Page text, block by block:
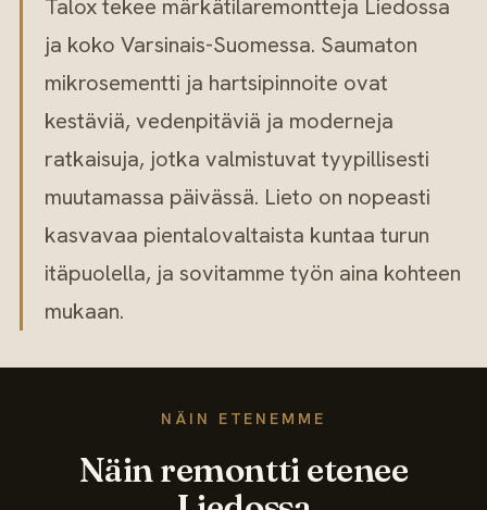
Talox tekee märkätilaremontteja Liedossa
ja koko Varsinais-Suomessa. Saumaton
mikrosementti ja hartsipinnoite ovat
kestäviä, vedenpitäviä ja moderneja
ratkaisuja, jotka valmistuvat tyypillisesti
muutamassa päivässä. Lieto on nopeasti
kasvavaa pientalovaltaista kuntaa turun
itäpuolella, ja sovitamme työn aina kohteen
mukaan.
NÄIN ETENEMME
Näin remontti etenee